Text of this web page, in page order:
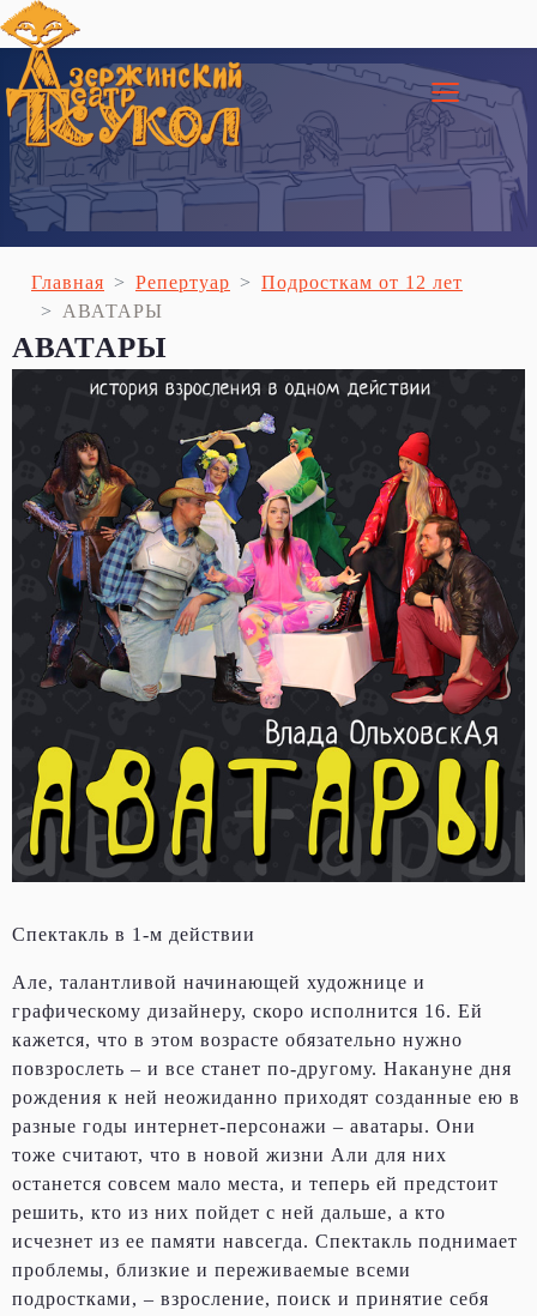
Главная Репертуар
Подросткам от 12 лет
АВАТАРЫ
АВАТАРЫ
Спектакль в 1-м действии
Але, талантливой начинающей художнице и
графическому дизайнеру, скоро исполнится 16. Ей
кажется, что в этом возрасте обязательно нужно
повзрослеть – и все станет по-другому. Накануне дня
рождения к ней неожиданно приходят созданные ею в
разные годы интернет-персонажи – аватары. Они
тоже считают, что в новой жизни Али для них
останется совсем мало места, и теперь ей предстоит
решить, кто из них пойдет с ней дальше, а кто
исчезнет из ее памяти навсегда. Спектакль поднимает
проблемы, близкие и переживаемые всеми
подростками, – взросление, поиск и принятие себя
≡